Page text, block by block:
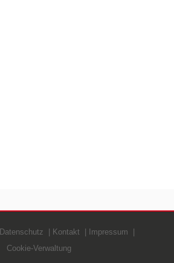
Datenschutz Kontakt
Impressum
Cookie-Verwaltung